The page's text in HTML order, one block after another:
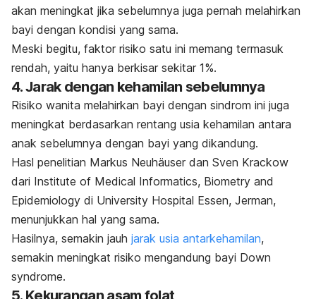
akan meningkat jika sebelumnya juga pernah melahirkan
bayi dengan kondisi yang sama.
Meski begitu, faktor risiko satu ini memang termasuk
rendah, yaitu hanya berkisar sekitar 1%.
4. Jarak dengan kehamilan sebelumnya
Risiko wanita melahirkan bayi dengan sindrom ini juga
meningkat berdasarkan rentang usia kehamilan antara
anak sebelumnya dengan bayi yang dikandung.
Hasl penelitian Markus Neuhäuser dan Sven Krackow
dari Institute of Medical Informatics, Biometry and
Epidemiology di University Hospital Essen, Jerman,
menunjukkan hal yang sama.
Hasilnya, semakin jauh jarak usia antarkehamilan,
semakin meningkat risiko mengandung bayi Down
syndrome.
5. Kekurangan asam folat